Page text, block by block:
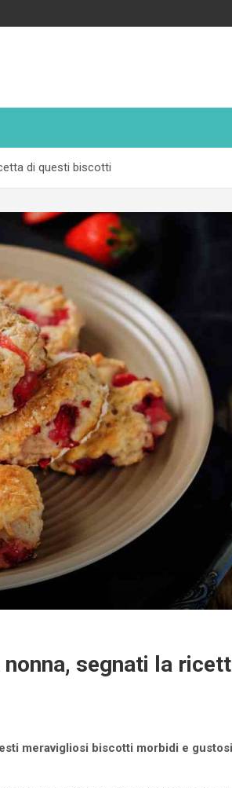
di questi biscotti
segnati la
meravigliosi biscotti morbidi e